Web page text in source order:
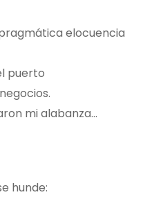
elocuencia
puerto
mi alabanza…
hunde: